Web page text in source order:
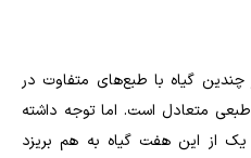
گیاه با طبع‌های متفاوت در
متعادل است. اما توجه داشته
از این هفت گیاه به هم بریزد